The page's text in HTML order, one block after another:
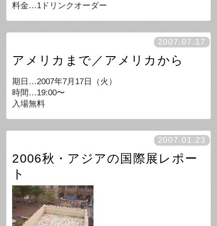
料金…1ドリンクオーダー
2007.07.17
アメリカまで／アメリカから
期日…2007年7月17日（火）
時間…19:00〜
入場無料
2007.01.23
2006秋・アジアの国際展レポー
ト